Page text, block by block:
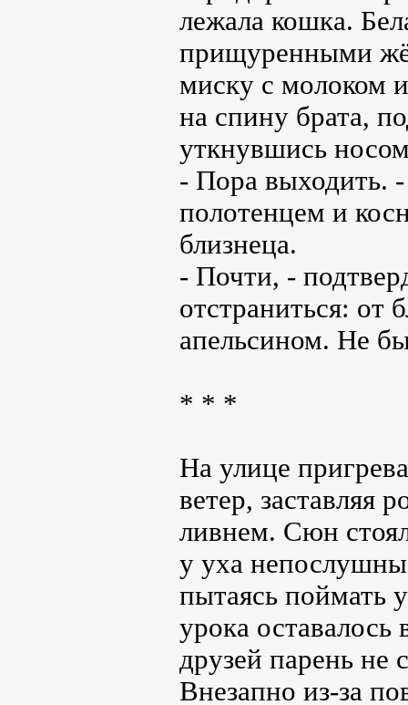
лежала кошка.
прищуренными
миску с молоком
на спину брата,
уткнувшись
- Пора выходить.
полотенцем и
близнеца.
- Почти, -
отстраниться: от
апельсином. Не
* * *
На улице
ветер, заставляя
ливнем. Сюн
у уха
пытаясь поймать
урока оставалось
друзей парень не
Внезапно из-за